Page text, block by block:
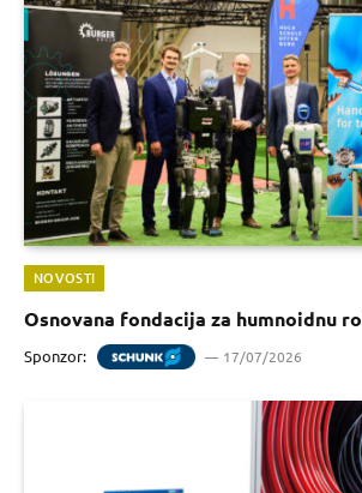
NOVOSTI
Osnovana fondacija za humnoidnu
Sponzor: 17/07/2026